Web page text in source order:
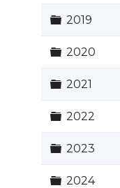
Carpeta
2019
Carpeta
2020
Carpeta
2021
Carpeta
2022
Carpeta
2023
Carpeta
2024